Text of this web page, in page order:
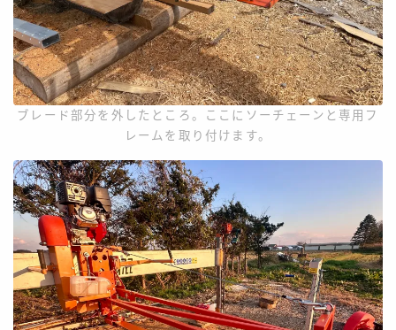
ブレード部分を外したところ。ここにソーチェーンと専用フ
レームを取り付けます。